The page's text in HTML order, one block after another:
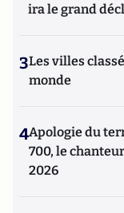
ira le grand
3Les villes
monde
4Apologie du
700, le
2026